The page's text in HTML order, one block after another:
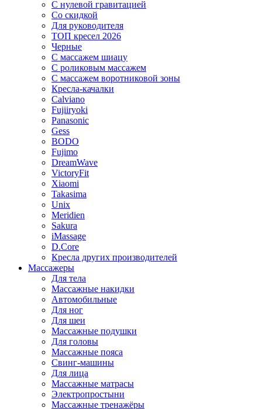
С нулевой гравитацией
Со скидкой
Для руководителя
ТОП кресел 2026
Черные
С массажем шиацу
С роликовым массажем
С массажем воротниковой зоны
Кресла-качалки
Calviano
Fujiiryoki
Panasonic
Gess
BODO
Fujimo
DreamWave
VictoryFit
Xiaomi
Takasima
Unix
Meridien
Sakura
iMassage
D.Core
Кресла других производителей
Массажеры
Для тела
Массажные накидки
Автомобильные
Для ног
Для шеи
Массажные подушки
Для головы
Массажные пояса
Свинг-машины
Для лица
Массажные матрасы
Электропростыни
Массажные тренажёры